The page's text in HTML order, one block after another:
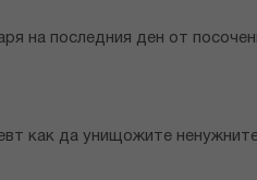
на последния ден от
как да унищожите